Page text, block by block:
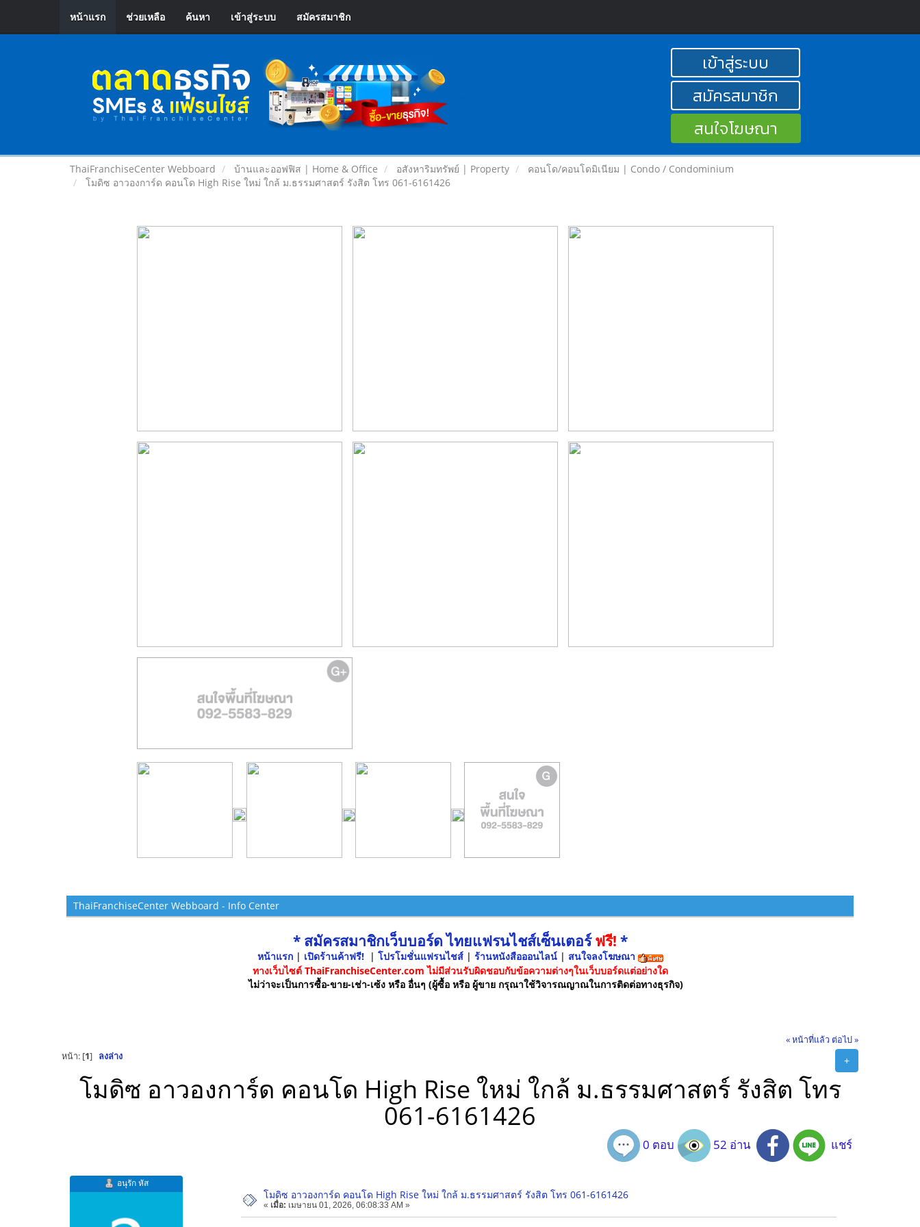
หน้าแรก ช่วยเหลือ ค้นหา เข้าสู่ระบบ สมัครสมาชิก
เข้าสู่ระบบ
สมัครสมาชิก
สนใจโฆษณา
ThaiFranchiseCenter Webboard บ้านและออฟฟิส | Home & Office อสังหาริมทรัพย์ | Property
คอนโด/คอนโดมิเนียม | Condo / Condominium
โมดิซ อาวองการ์ด คอนโด High Rise ใหม่ ใกล้ ม.ธรรมศาสตร์ รังสิต โทร 061-6161426
ThaiFranchiseCenter Webboard - Info Center
* สมัครสมาชิกเว็บบอร์ด ไทยแฟรนไชส์เซ็นเตอร์ฟรี! *
หน้าแรก| เปิดร้านค้าฟรี! | โปรโมชั่นแฟรนไชส์ | ร้านหนังสือออนไลน์ | สนใจลงโฆษณา
ทางเว็บไซต์ ThaiFranchiseCenter.com ไม่มีส่วนรับผิดชอบกับข้อความต่างๆในเว็บบอร์ดแต่อย่างใด
ไม่ว่าจะเป็นการซื้อ-ขาย-เช่า-เซ้ง หรือ อื่นๆ (ผู้ซื้อ หรือ ผู้ขาย กรุณาใช้วิจารณญาณในการติดต่อทางธุรกิจ)
« หน้าที่แล้ว ต่อไป »
+
หน้า: [1] ลงล่าง
โมดิซ อาวองการ์ด คอนโด High Rise ใหม่ ใกล้ ม.ธรรมศาสตร์ รังสิต โทร
061-6161426
0 ตอบ 52 อ่าน แชร์
อนุรัก หัส
โมดิซ อาวองการ์ด คอนโด High Rise ใหม่ ใกล้ ม.ธรรมศาสตร์ รังสิต โทร 061-6161426
« เมื่อ: เมษายน 01, 2026, 06:08:33 AM »